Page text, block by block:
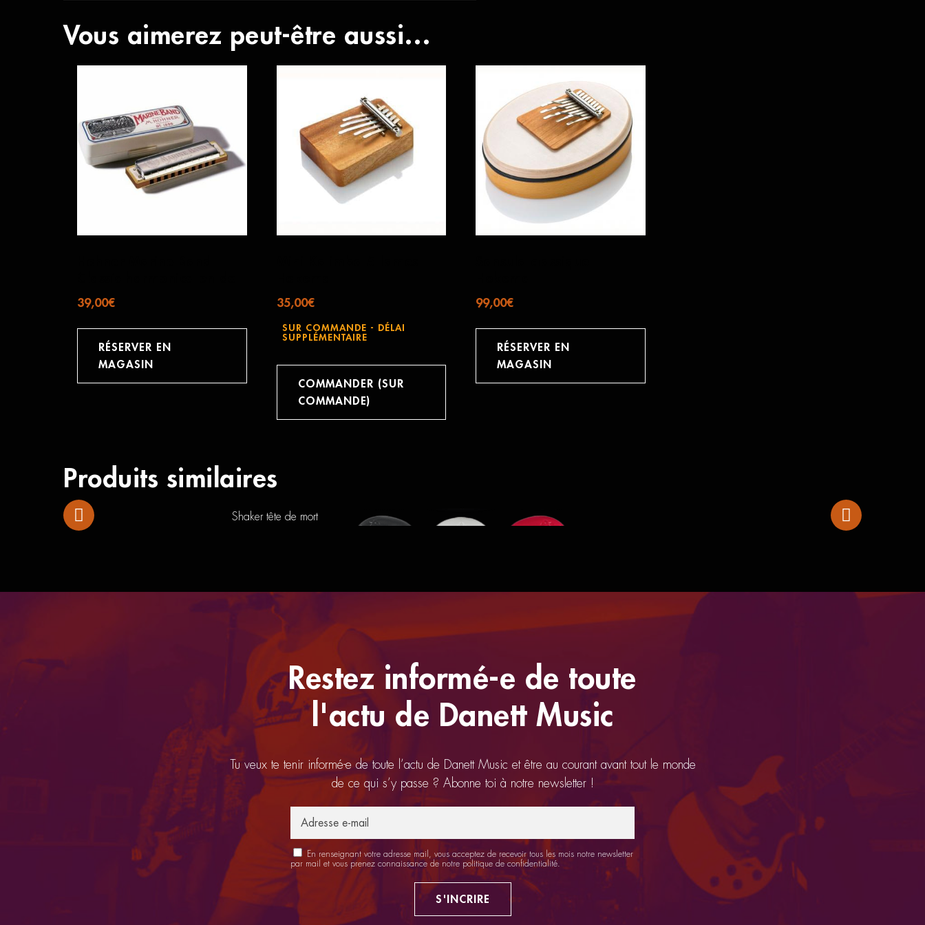
Vous aimerez peut-être aussi…
39,00€
RÉSERVER EN
MAGASIN
35,00€
SUR COMMANDE - DÉLAI
SUPPLÉMENTAIRE
COMMANDER (SUR
COMMANDE)
99,00€
RÉSERVER EN
MAGASIN
Produits similaires
Shaker tête de mort
Restez informé-e de toute
l'actu de Danett Music
Tu veux te tenir informé-e de toute l’actu de Danett Music et être au courant avant tout le monde
de ce qui s’y passe ? Abonne toi à notre newsletter !
En renseignant votre adresse mail, vous acceptez de recevoir tous les mois notre newsletter
par mail et vous prenez connaissance de notre politique de confidentialité
S'INCRIRE